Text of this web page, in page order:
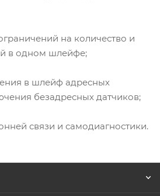
на количество и
в одном шлейфе;
в шлейф адресных
безадресных датчиков;
связи и самодиагностики.